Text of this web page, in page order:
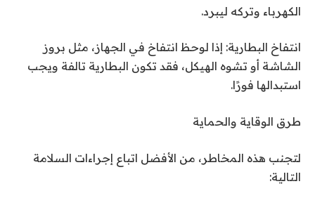
الكهرباء وتركه ليبرد.
انتفاخ البطارية: إذا لوحظ انتفاخ في الجهاز، مثل بروز
الشاشة أو تشوه الهيكل، فقد تكون البطارية تالفة ويجب
استبدالها فورًا.
طرق الوقاية والحماية
لتجنب هذه المخاطر، من الأفضل اتباع إجراءات السلامة
التالية: